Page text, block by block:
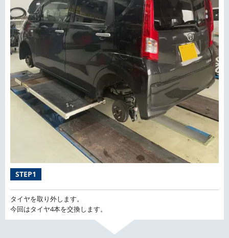
STEP1
タイヤを取り外します。
今回はタイヤ4本を交換します。